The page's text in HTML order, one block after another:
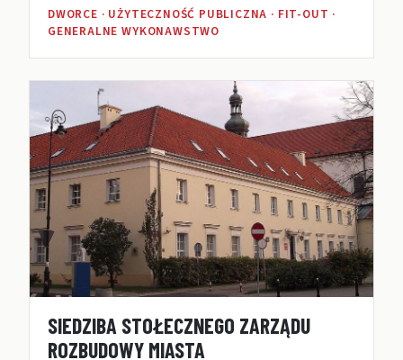
DWORCE · UŻYTECZNOŚĆ PUBLICZNA · FIT-OUT ·
GENERALNE WYKONAWSTWO
SIEDZIBA STOŁECZNEGO ZARZĄDU
ROZBUDOWY MIASTA